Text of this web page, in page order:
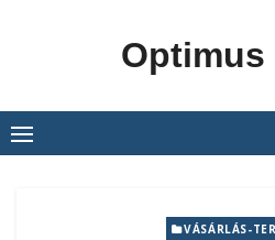
Optimus
VÁSÁRLÁS-